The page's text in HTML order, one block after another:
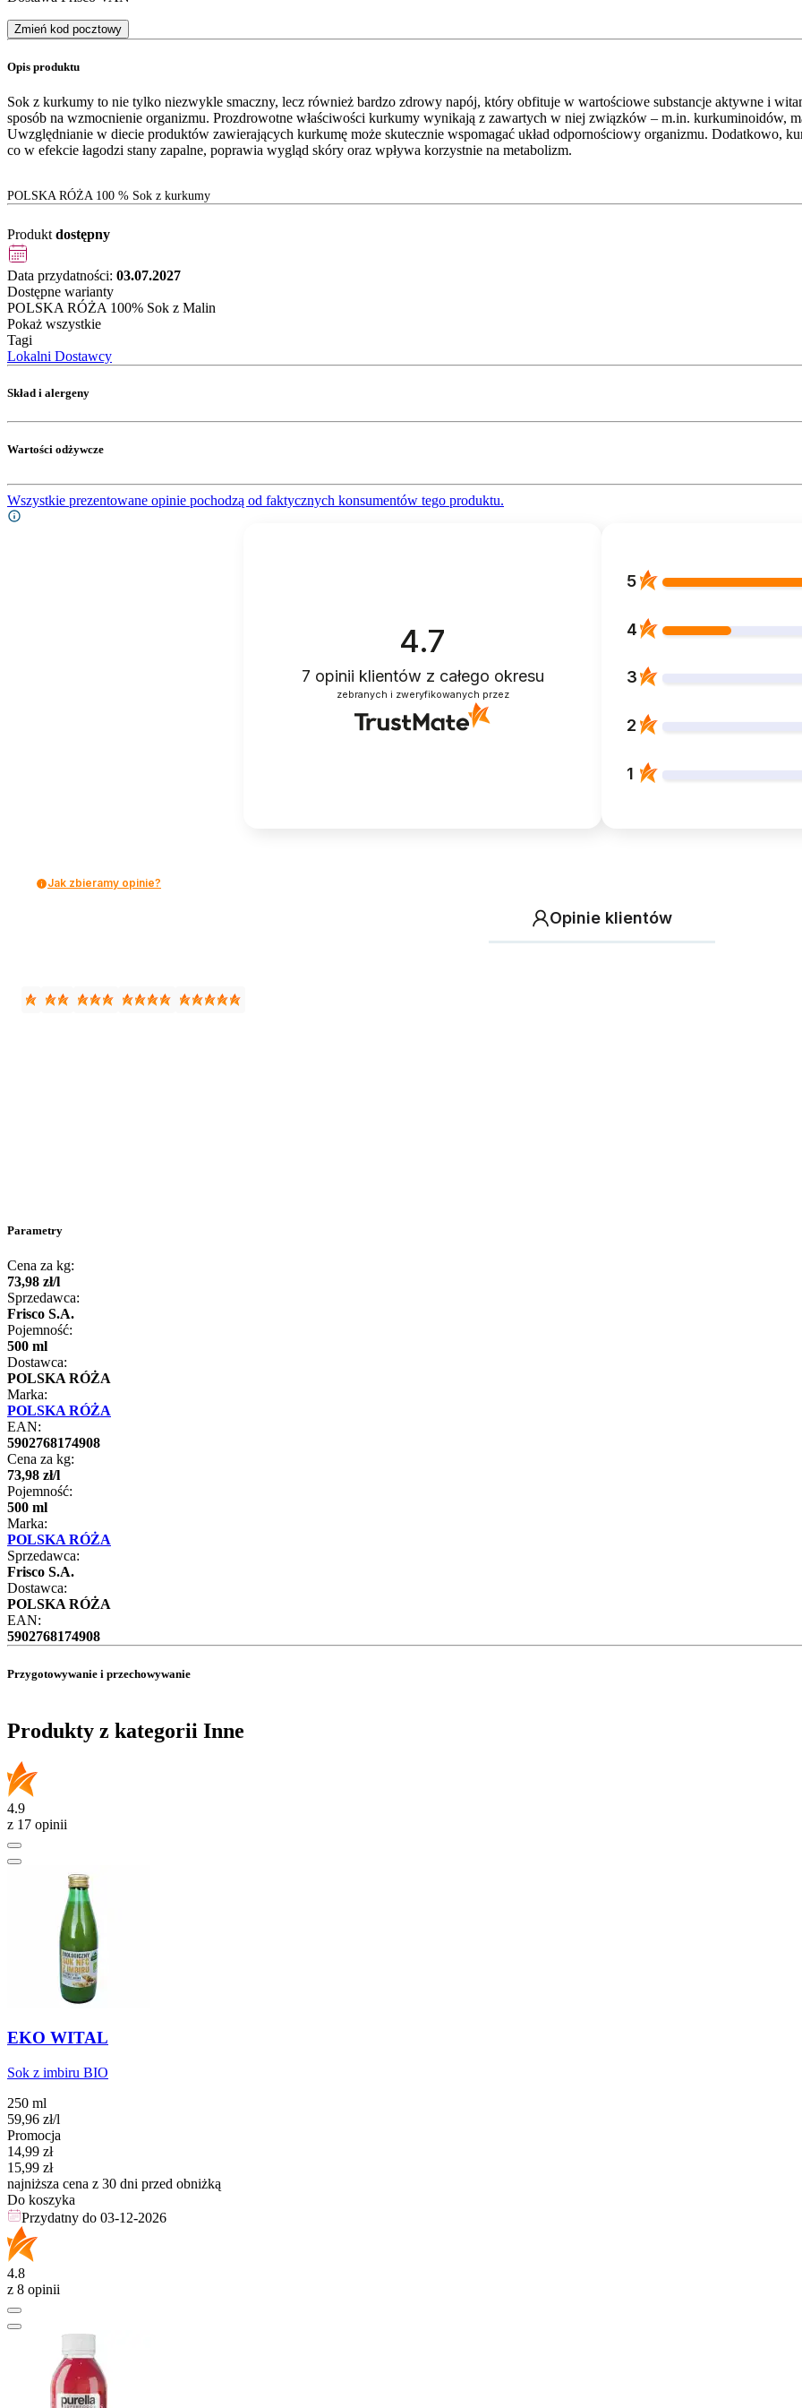
Zmień kod pocztowy
Opis produktu
Sok z kurkumy to nie tylko niezwykle smaczny, lecz również bardzo zdrowy napój, który obfituje w wartościowe substancje aktywne i
sposób na wzmocnienie organizmu. Prozdrowotne właściwości kurkumy wynikają z zawartych w niej związków – m.in. kurkuminoidów,
Uwzględnianie w diecie produktów zawierających kurkumę może skutecznie wspomagać układ odpornościowy organizmu. Dodatkowo,
co w efekcie łagodzi stany zapalne, poprawia wygląd skóry oraz wpływa korzystnie na metabolizm.
POLSKA RÓŻA 100 % Sok z kurkumy
Produkt dostępny
Data przydatności: 03.07.2027
Dostępne warianty
POLSKA RÓŻA 100% Sok z Malin
Pokaż wszystkie
Tagi
Lokalni Dostawcy
Skład i alergeny
Wartości odżywcze
Wszystkie prezentowane opinie pochodzą od faktycznych konsumentów tego produktu.
4.7
7 opinii klientów z całego okresu
zebranych i zweryfikowanych przez
5
4
3
2
1
Jak zbieramy opinie?
Opinie klientów
Parametry
Cena za kg:
73,98 zł/l
Sprzedawca:
Frisco S.A.
Pojemność:
500 ml
Dostawca:
POLSKA RÓŻA
Marka:
POLSKA RÓŻA
EAN:
5902768174908
Cena za kg:
73,98 zł/l
Pojemność:
500 ml
Marka:
POLSKA RÓŻA
Sprzedawca:
Frisco S.A.
Dostawca:
POLSKA RÓŻA
EAN:
5902768174908
Przygotowywanie i przechowywanie
Produkty z kategorii Inne
4.9
z 17 opinii
EKO WITAL
Sok z imbiru BIO
250 ml
59,96 zł/l
Promocja
Cena promocyjna
14,99 zł
15,99 zł
najniższa cena z 30 dni przed obniżką
Do koszyka
Przydatny do 03-12-2026
4.8
z 8 opinii